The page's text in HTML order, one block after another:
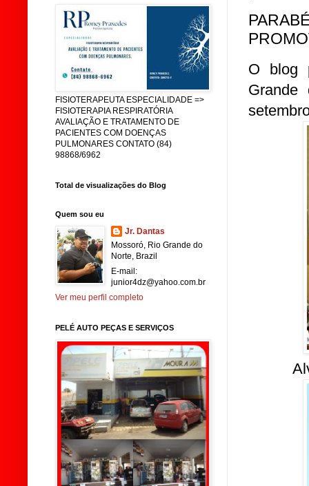
O blog
Grande
FISIOTERAPEUTA ESPECIALIDADE =>
FISIOTERAPIA RESPIRATÓRIA
AVALIAÇÃO E TRATAMENTO DE
PACIENTES COM DOENÇAS
PULMONARES CONTATO (84)
98868/6962
Total de visualizações do Blog
Quem sou eu
Jr. Dantas
Mossoró, Rio Grande do
Norte, Brazil
E-mail:
junior4dz@yahoo.com.br
Ver meu perfil completo
PELÉ AUTO PEÇAS E SERVIÇOS